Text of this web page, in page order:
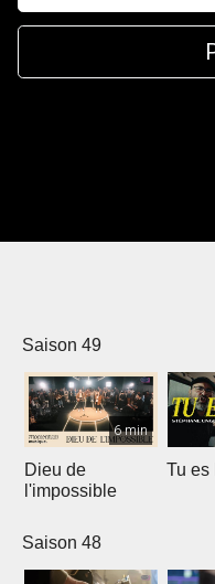
Saison 49
6 min
Dieu de
l'impossible
Tu es
Saison 48